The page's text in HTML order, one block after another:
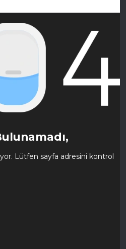
Lütfen sayfa adresini kontrol